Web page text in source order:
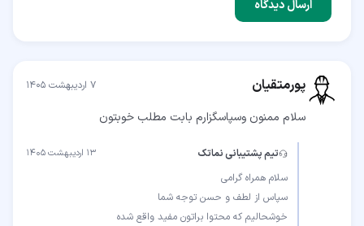
ارسال دیدگاه
پورمتقیان ۷ اردیبهشت ۱۴۰۵
سلام ممنون وسپاسگزارم بابت مطلب خوبتون
تیم پشتیبانی نماتک ۱۳ اردیبهشت ۱۴۰۵
خوشحالیم که محتوا براتون مفید واقع شده